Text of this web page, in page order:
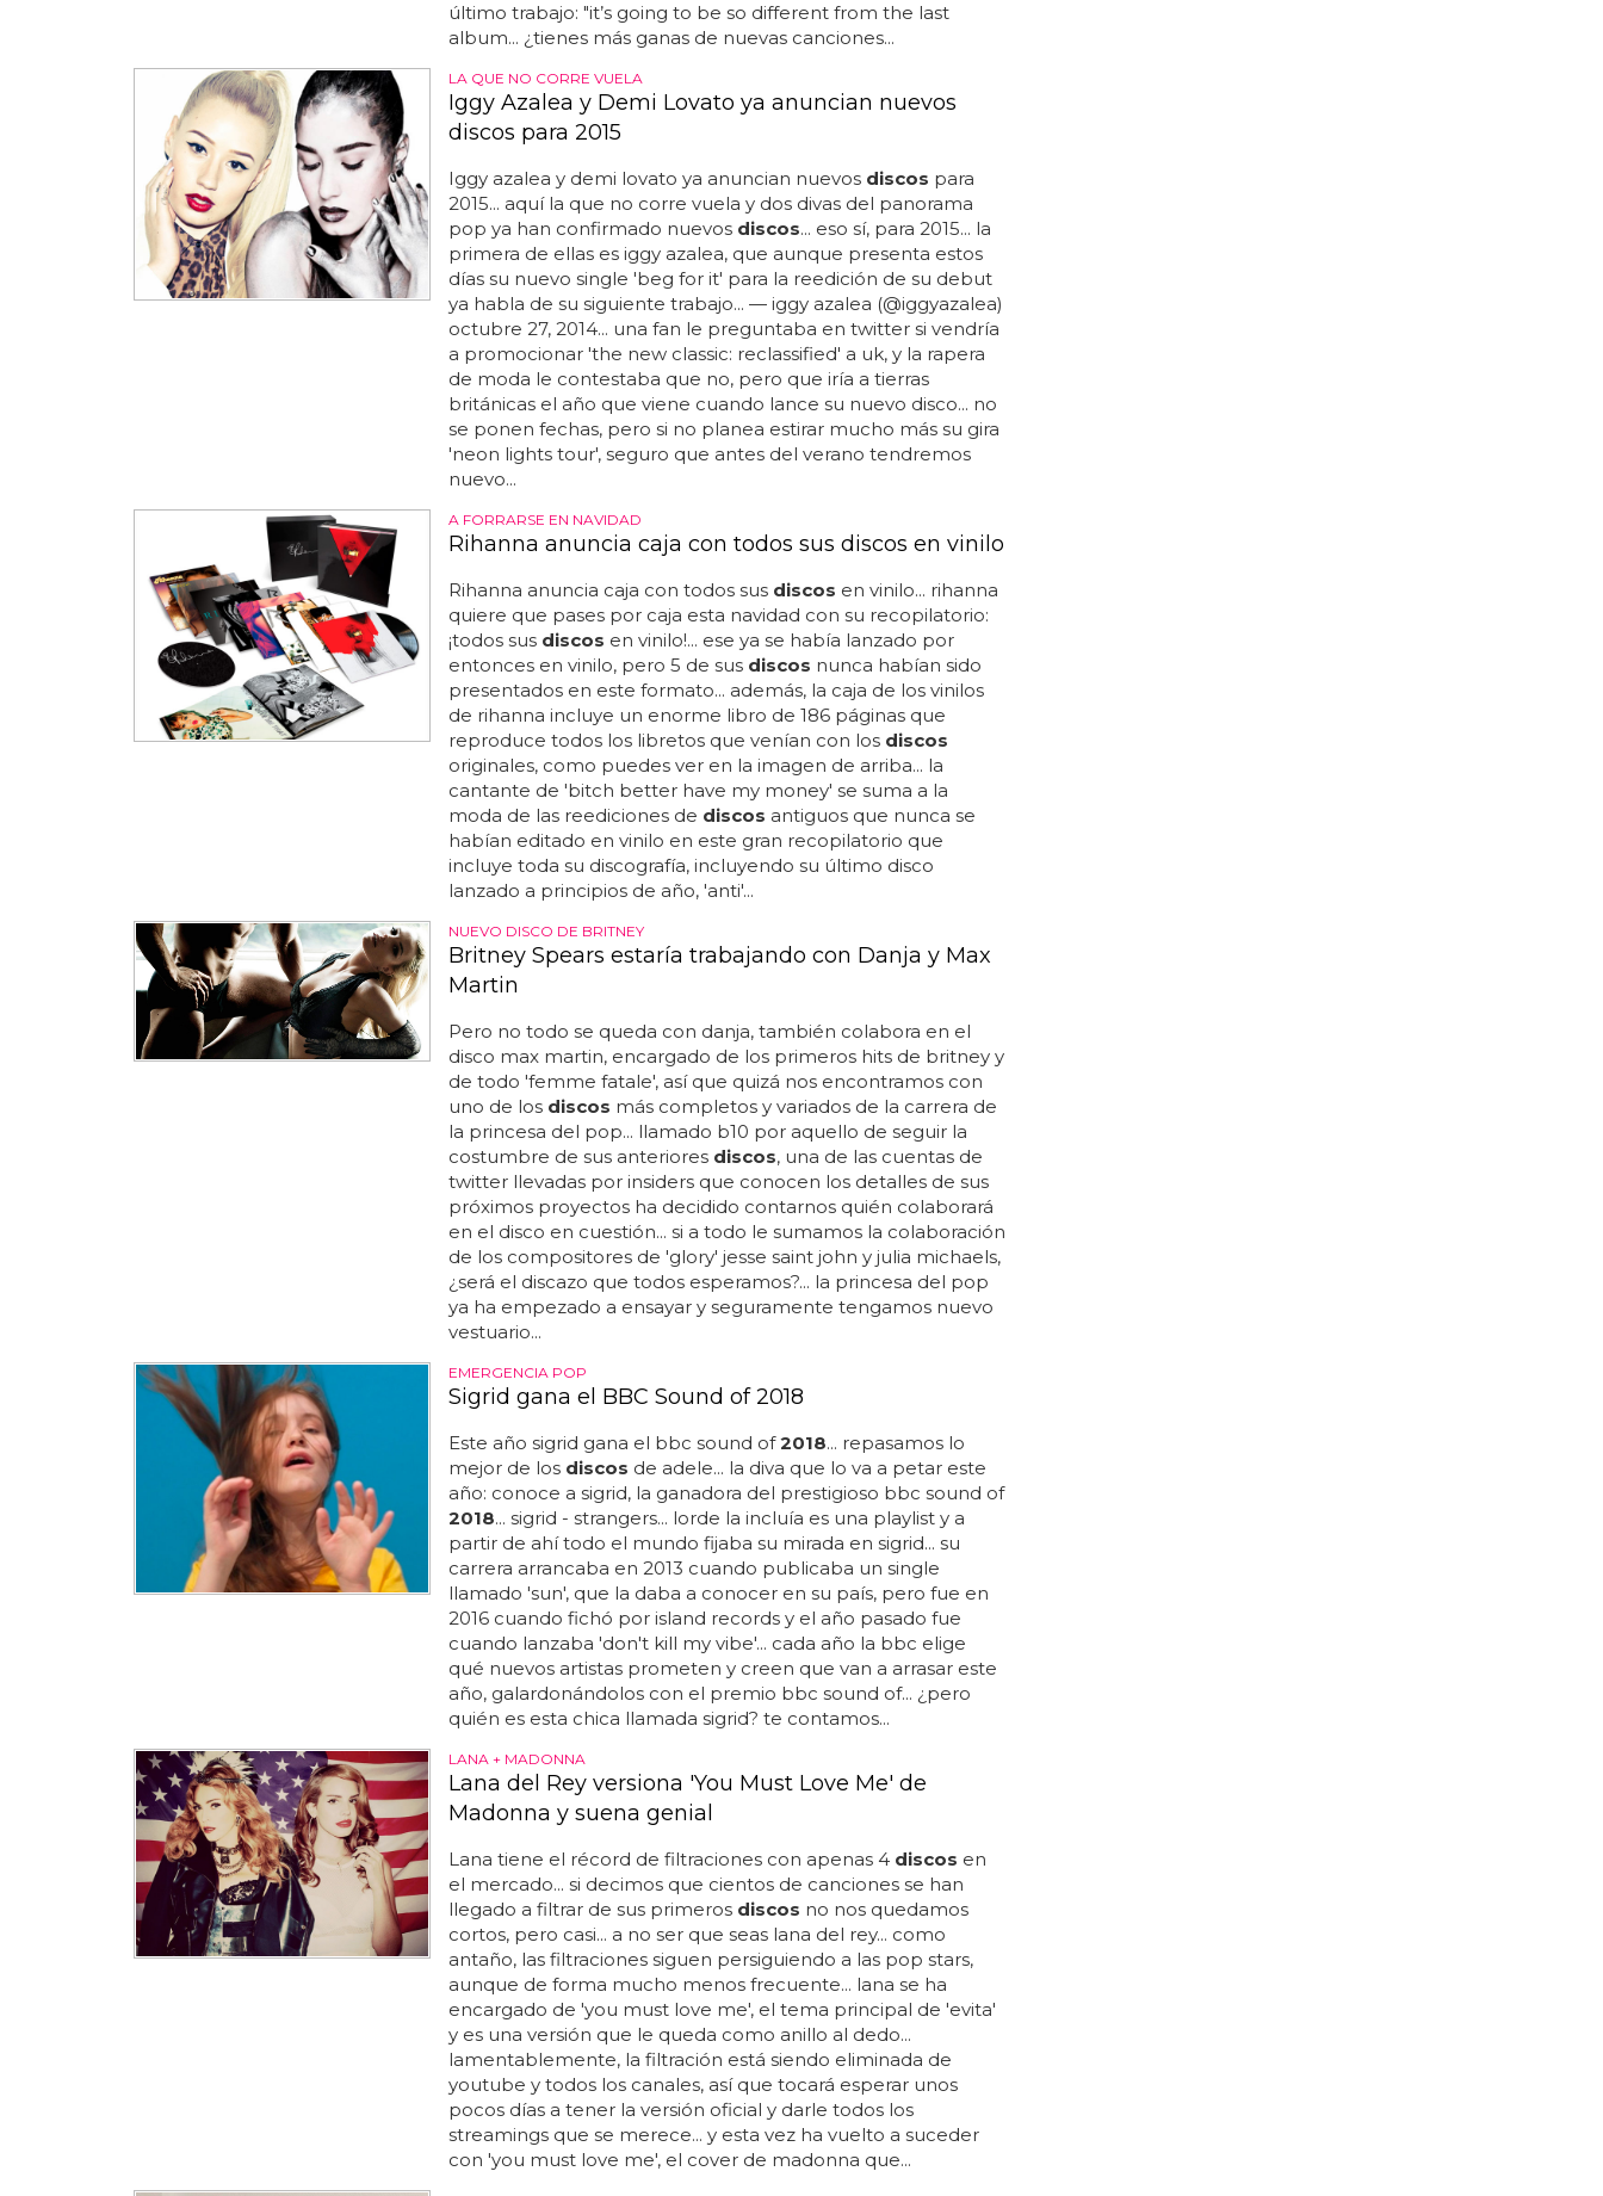
último trabajo: "it’s going to be so different from the last
album... ¿tienes más ganas de nuevas canciones...
LA QUE NO CORRE VUELA
Iggy Azalea y Demi Lovato ya anuncian nuevos
discos para 2015
Iggy azalea y demi lovato ya anuncian nuevos discos para
2015... aquí la que no corre vuela y dos divas del panorama
pop ya han confirmado nuevos discos... eso sí, para 2015... la
primera de ellas es iggy azalea, que aunque presenta estos
días su nuevo single 'beg for it' para la reedición de su debut
ya habla de su siguiente trabajo... — iggy azalea (@iggyazalea)
octubre 27, 2014... una fan le preguntaba en twitter si vendría
a promocionar 'the new classic: reclassified' a uk, y la rapera
de moda le contestaba que no, pero que iría a tierras
británicas el año que viene cuando lance su nuevo disco... no
se ponen fechas, pero si no planea estirar mucho más su gira
'neon lights tour', seguro que antes del verano tendremos
nuevo...
A FORRARSE EN NAVIDAD
Rihanna anuncia caja con todos sus discos en vinilo
Rihanna anuncia caja con todos sus discos en vinilo... rihanna
quiere que pases por caja esta navidad con su recopilatorio:
¡todos sus discos en vinilo!... ese ya se había lanzado por
entonces en vinilo, pero 5 de sus discos nunca habían sido
presentados en este formato... además, la caja de los vinilos
de rihanna incluye un enorme libro de 186 páginas que
reproduce todos los libretos que venían con los discos
originales, como puedes ver en la imagen de arriba... la
cantante de 'bitch better have my money' se suma a la
moda de las reediciones de discos antiguos que nunca se
habían editado en vinilo en este gran recopilatorio que
incluye toda su discografía, incluyendo su último disco
lanzado a principios de año, 'anti'...
NUEVO DISCO DE BRITNEY
Britney Spears estaría trabajando con Danja y Max
Martin
Pero no todo se queda con danja, también colabora en el
disco max martin, encargado de los primeros hits de britney y
de todo 'femme fatale', así que quizá nos encontramos con
uno de los discos más completos y variados de la carrera de
la princesa del pop... llamado b10 por aquello de seguir la
costumbre de sus anteriores discos, una de las cuentas de
twitter llevadas por insiders que conocen los detalles de sus
próximos proyectos ha decidido contarnos quién colaborará
en el disco en cuestión... si a todo le sumamos la colaboración
de los compositores de 'glory' jesse saint john y julia michaels,
¿será el discazo que todos esperamos?... la princesa del pop
ya ha empezado a ensayar y seguramente tengamos nuevo
vestuario...
EMERGENCIA POP
Sigrid gana el BBC Sound of 2018
Este año sigrid gana el bbc sound of2018... repasamos lo
mejor de los discos de adele... la diva que lo va a petar este
año: conoce a sigrid, la ganadora del prestigioso bbc sound of
2018... sigrid - strangers... lorde la incluía es una playlist y a
partir de ahí todo el mundo fijaba su mirada en sigrid... su
carrera arrancaba en 2013 cuando publicaba un single
llamado 'sun', que la daba a conocer en su país, pero fue en
2016 cuando fichó por island records y el año pasado fue
cuando lanzaba 'don't kill my vibe'... cada año la bbc elige
qué nuevos artistas prometen y creen que van a arrasar este
año, galardonándolos con el premio bbc sound of... ¿pero
quién es esta chica llamada sigrid? te contamos...
LANA + MADONNA
Lana del Rey versiona 'You Must Love Me' de
Madonna y suena genial
Lana tiene el récord de filtraciones con apenas 4 discos en
el mercado... si decimos que cientos de canciones se han
llegado a filtrar de sus primeros discos no nos quedamos
cortos, pero casi... a no ser que seas lana del rey... como
antaño, las filtraciones siguen persiguiendo a las pop stars,
aunque de forma mucho menos frecuente... lana se ha
encargado de 'you must love me', el tema principal de 'evita'
y es una versión que le queda como anillo al dedo...
lamentablemente, la filtración está siendo eliminada de
youtube y todos los canales, así que tocará esperar unos
pocos días a tener la versión oficial y darle todos los
streamings que se merece... y esta vez ha vuelto a suceder
con 'you must love me', el cover de madonna que...